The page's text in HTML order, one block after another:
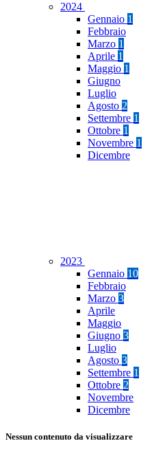
2024
Gennaio 1
Febbraio
Marzo 1
Aprile 1
Maggio 1
Giugno
Luglio
Agosto 2
Settembre 1
Ottobre 1
Novembre 1
Dicembre
2023
Gennaio 10
Febbraio
Marzo 3
Aprile
Maggio
Giugno 3
Luglio
Agosto 3
Settembre 1
Ottobre 2
Novembre
Dicembre
Nessun contenuto da visualizzare